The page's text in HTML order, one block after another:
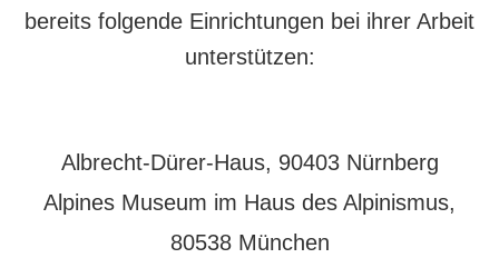
bereits folgende Einrichtungen bei ihrer Arbeit
unterstützen:
Albrecht-Dürer-Haus, 90403 Nürnberg
Alpines Museum im Haus des Alpinismus,
80538 München